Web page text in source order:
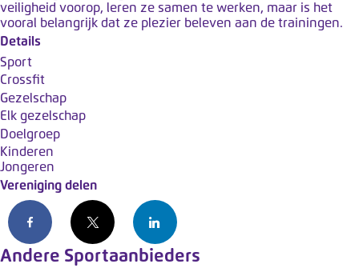
m
e
e
n
t
o
e
g
veiligheid voorop, leren ze samen te werken, maar is het
vooral belangrijk dat ze plezier beleven aan de trainingen.
Details
Sport
Crossfit
Gezelschap
Elk gezelschap
Doelgroep
Kinderen
Jongeren
Vereniging delen
Facebook X LinkedIn
Andere Sportaanbieders